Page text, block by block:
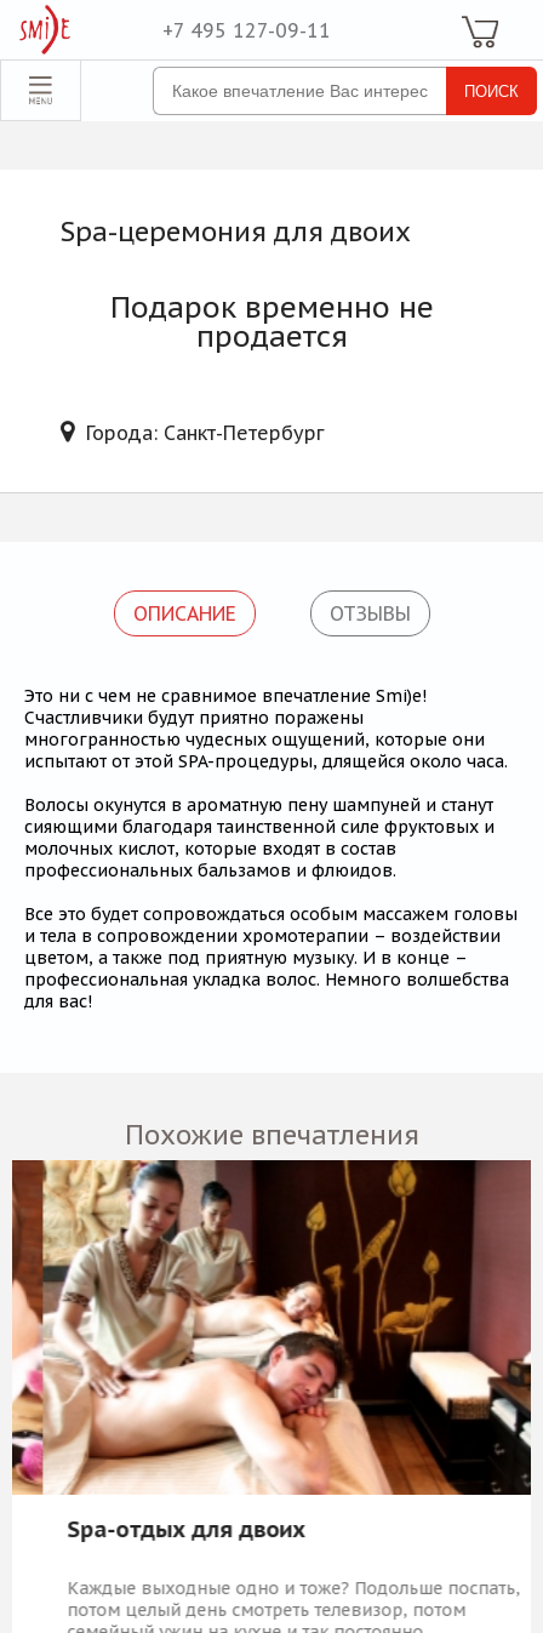
Для неё
набор
Для двоих
компании
+7 495 127-09-11 Ваша Корзина
Spa-церемония для двоих
Подарок временно не
продается
Города: Санкт-Петербург
ОПИСАНИЕ ОТЗЫВЫ
Это ни с чем не сравнимое впечатление Smi)e!
Счастливчики будут приятно поражены
многогранностью чудесных ощущений, которые они
испытают от этой SPA-процедуры, длящейся около часа.
Волосы окунутся в ароматную пену шампуней и станут
сияющими благодаря таинственной силе фруктовых и
молочных кислот, которые входят в состав
профессиональных бальзамов и флюидов.
Все это будет сопровождаться особым массажем головы
и тела в сопровождении хромотерапии – воздействии
цветом, а также под приятную музыку. И в конце –
профессиональная укладка волос. Немного волшебства
для вас!
Похожие впечатления
Spa-отдых для двоих
Каждые выходные одно и тоже? Подольше поспать,
потом целый день смотреть телевизор, потом